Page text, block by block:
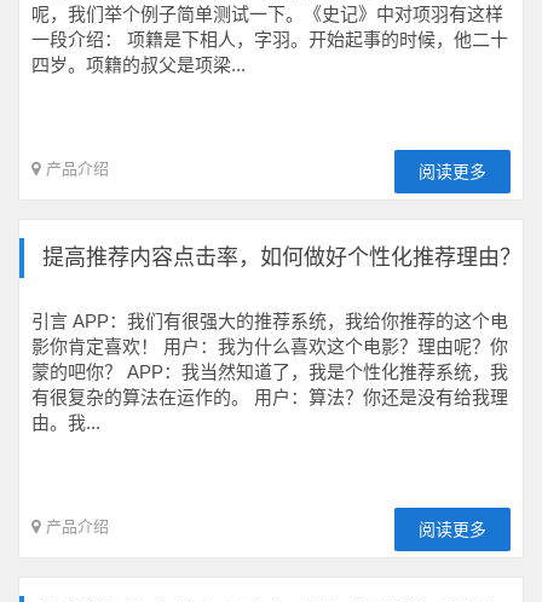
呢，我们举个例子简单测试一下。《史记》中对项羽有这样
一段介绍： 项籍是下相人，字羽。开始起事的时候，他二十
四岁。项籍的叔父是项梁...
产品介绍 阅读更多
提高推荐内容点击率，如何做好个性化推荐理由？
引言 APP：我们有很强大的推荐系统，我给你推荐的这个电
影你肯定喜欢！ 用户：我为什么喜欢这个电影？理由呢？你
蒙的吧你？ APP：我当然知道了，我是个性化推荐系统，我
有很复杂的算法在运作的。 用户：算法？你还是没有给我理
由。我...
产品介绍 阅读更多